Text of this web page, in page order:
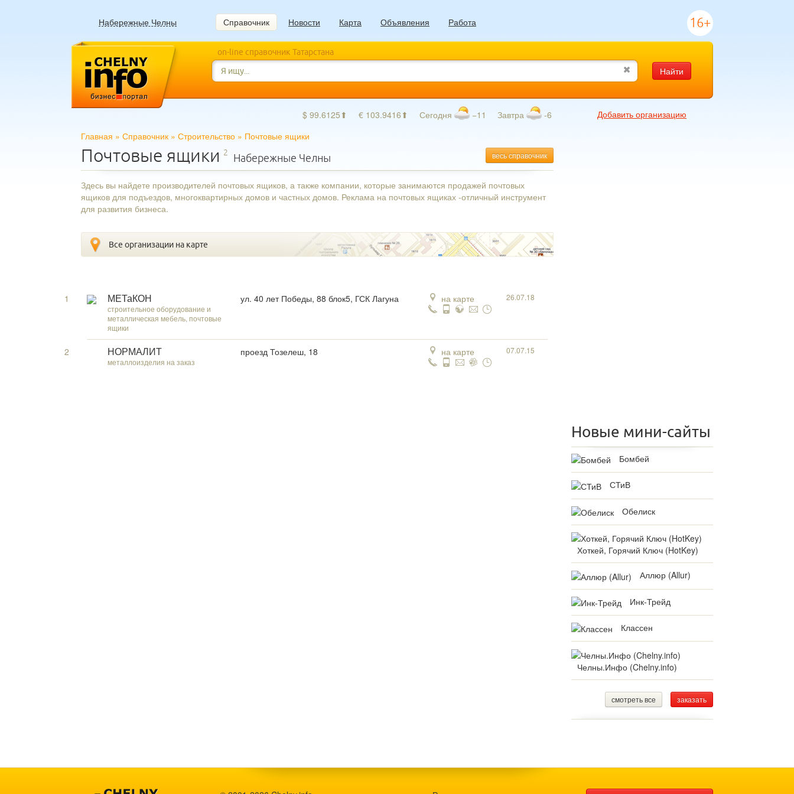
Набережные Челны Справочник Новости Карта Объявления Работа 16+
on-line справочник Татарстана
Найти
$ 99.6125⬆ € 103.9416⬆ Сегодня −11 Завтра -6
Добавить организацию
Главная » Справочник » Строительство » Почтовые ящики
весь справочник
Почтовые ящики 2 Набережные Челны
Здесь вы найдете производителей почтовых ящиков, а также компании, которые занимаются продажей почтовых
ящиков для подъездов, многоквартирных домов и частных домов. Реклама на почтовых ящиках -отличный инструмент
для развития бизнеса.
Все организации на карте
1
МЕТаКОН
строительное оборудование и
металлическая мебель, почтовые
ящики
ул. 40 лет Победы, 88 блок5, ГСК Лагуна на карте 26.07.18
2
НОРМАЛИТ
металлоизделия на заказ
проезд Тозелеш, 18 на карте 07.07.15
Новые мини-сайты
Бомбей
СТиВ
Обелиск
Хоткей, Горячий Ключ (HotKey)
Аллюр (Allur)
Инк-Трейд
Классен
Челны.Инфо (Chelny.info)
смотреть все заказать